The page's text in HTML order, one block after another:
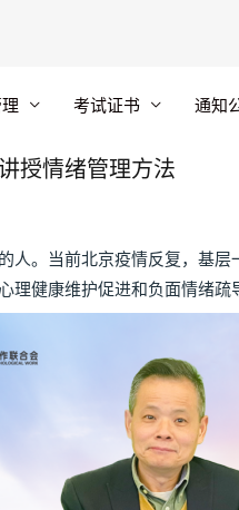
考试证书 通知
授情绪管理方法
。当前北京疫情反复，基层
健康维护促进和负面情绪疏